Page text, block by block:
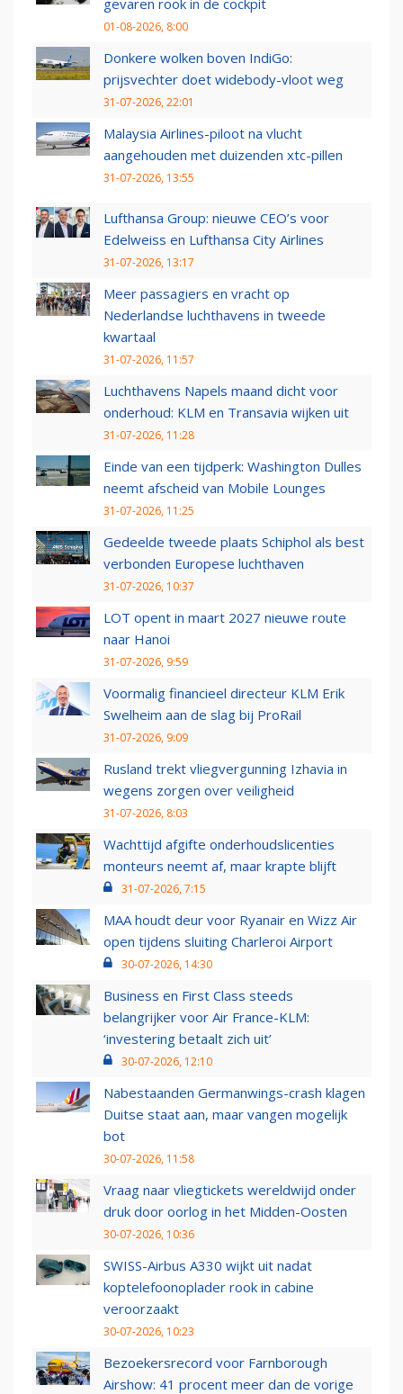
01-08-2026, 8:00
Donkere wolken boven IndiGo:
prijsvechter doet widebody-vloot weg
31-07-2026, 22:01
Malaysia Airlines-piloot na vlucht
aangehouden met duizenden xtc-pillen
31-07-2026, 13:55
Lufthansa Group: nieuwe CEO’s voor
Edelweiss en Lufthansa City Airlines
31-07-2026, 13:17
Meer passagiers en vracht op
Nederlandse luchthavens in tweede
kwartaal
31-07-2026, 11:57
Luchthavens Napels maand dicht voor
onderhoud: KLM en Transavia wijken uit
31-07-2026, 11:28
Einde van een tijdperk: Washington Dulles
neemt afscheid van Mobile Lounges
31-07-2026, 11:25
Gedeelde tweede plaats Schiphol als best
verbonden Europese luchthaven
31-07-2026, 10:37
LOT opent in maart 2027 nieuwe route
naar Hanoi
31-07-2026, 9:59
Voormalig financieel directeur KLM Erik
Swelheim aan de slag bij ProRail
31-07-2026, 9:09
Rusland trekt vliegvergunning Izhavia in
wegens zorgen over veiligheid
31-07-2026, 8:03
Wachttijd afgifte onderhoudslicenties
monteurs neemt af, maar krapte blijft
31-07-2026, 7:15
MAA houdt deur voor Ryanair en Wizz Air
open tijdens sluiting Charleroi Airport
30-07-2026, 14:30
Business en First Class steeds
belangrijker voor Air France-KLM:
‘investering betaalt zich uit’
30-07-2026, 12:10
Nabestaanden Germanwings-crash klagen
Duitse staat aan, maar vangen mogelijk
bot
30-07-2026, 11:58
Vraag naar vliegtickets wereldwijd onder
druk door oorlog in het Midden-Oosten
30-07-2026, 10:36
SWISS-Airbus A330 wijkt uit nadat
koptelefoonoplader rook in cabine
veroorzaakt
30-07-2026, 10:23
Bezoekersrecord voor Farnborough
Airshow: 41 procent meer dan de vorige